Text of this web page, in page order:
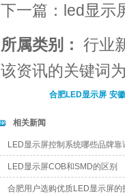
下一篇： led显示
所属类别： 行业
该资讯的关键词
合肥LED显示屏 安
相关新闻
LED显示屏控制系统哪些品牌靠
LED显示屏COB和SMD的区别
合肥用户选购优质LED显示屏的